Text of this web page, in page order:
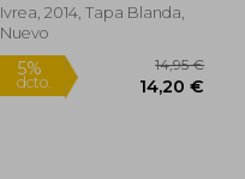
Ivrea, 2014, Tapa Blanda,
Nuevo